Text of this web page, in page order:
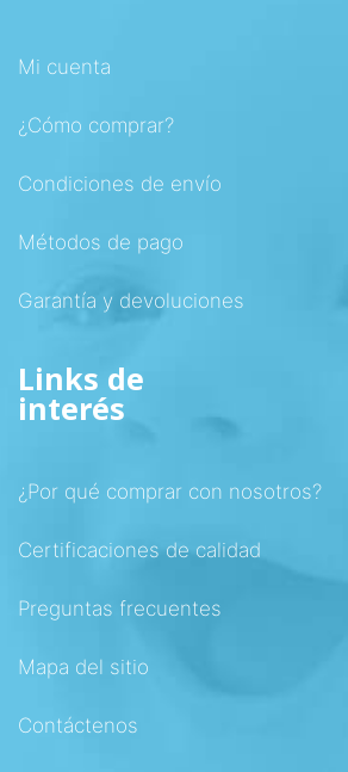
Mi cuenta
¿Cómo comprar?
Condiciones de envío
Métodos de pago
Garantía y devoluciones
Links de
interés
¿Por qué comprar con nosotros?
Certificaciones de calidad
Preguntas frecuentes
Mapa del sitio
Contáctenos